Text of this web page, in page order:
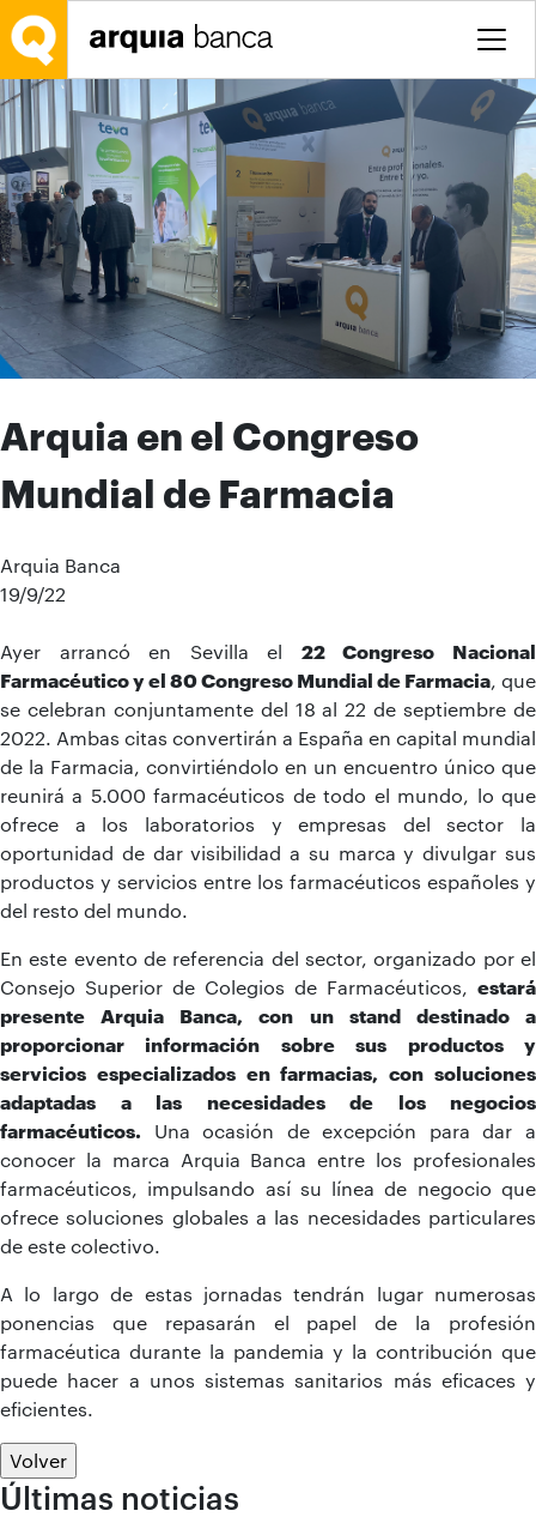
Saltar al contenido principal
Arquia en el Congreso
Mundial de Farmacia
Arquia Banca
19/9/22
Ayer arrancó en Sevilla el 22 Congreso Nacional
Farmacéutico y el 80 Congreso Mundial de Farmacia , que
se celebran conjuntamente del 18 al 22 de septiembre de
2022. Ambas citas convertirán a España en capital mundial
de la Farmacia, convirtiéndolo en un encuentro único que
reunirá a 5.000 farmacéuticos de todo el mundo, lo que
ofrece a los laboratorios y empresas del sector la
oportunidad de dar visibilidad a su marca y divulgar sus
productos y servicios entre los farmacéuticos españoles y
del resto del mundo.
En este evento de referencia del sector, organizado por el
Consejo Superior de Colegios de Farmacéuticos, estará
presente Arquia Banca, con un stand destinado a
proporcionar información sobre sus productos y
servicios especializados en farmacias, con soluciones
adaptadas a las necesidades de los negocios
farmacéuticos. Una ocasión de excepción para dar a
conocer la marca Arquia Banca entre los profesionales
farmacéuticos, impulsando así su línea de negocio que
ofrece soluciones globales a las necesidades particulares
de este colectivo.
A lo largo de estas jornadas tendrán lugar numerosas
ponencias que repasarán el papel de la profesión
farmacéutica durante la pandemia y la contribución que
puede hacer a unos sistemas sanitarios más eficaces y
eficientes.
Volver
Últimas noticias